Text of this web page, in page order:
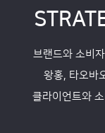
브랜드와 소비
왕홍, 타오바
클라이언트와